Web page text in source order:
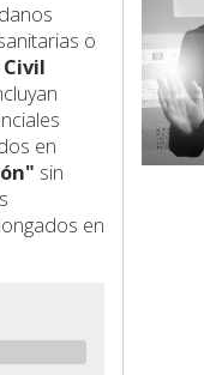
o
Civil
en
sin
en